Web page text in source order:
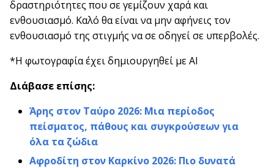
δραστηριότητες που σε γεμίζουν χαρά και
ενθουσιασμό. Καλό θα είναι να μην αφήνεις τον
ενθουσιασμό της στιγμής να σε οδηγεί σε υπερβολές.
*Η φωτογραφία έχει δημιουργηθεί με AI
Διάβασε επίσης:
Άρης στον Ταύρο 2026: Μια περίοδος
πείσματος, πάθους και συγκρούσεων για
όλα τα ζώδια
Αφροδίτη στον Καρκίνο 2026: Πιο δυνατά